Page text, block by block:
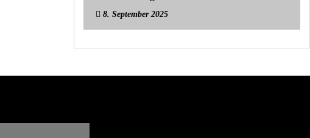
8. September 2025